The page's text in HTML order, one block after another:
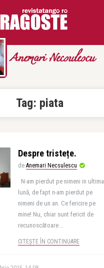
Anemari Necsulescu
Tag: piata
Despre tristețe.
de Anemari Necsulescu
N-am pierdut pe nimeni in ultima
lună, de fapt n-am pierdut pe
nimeni de un an. Ce fericire pe
mine! Nu, chiar sunt fericit de
recunoscătoare ..
CITEȘTE ÎN CONTINUARE